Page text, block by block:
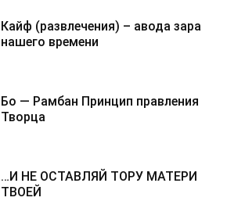
Кайф (развлечения) – авода зара
нашего времени
Бо — Рамбан Принцип правления
Творца
…И НЕ ОСТАВЛЯЙ ТОРУ МАТЕРИ
ТВОЕЙ